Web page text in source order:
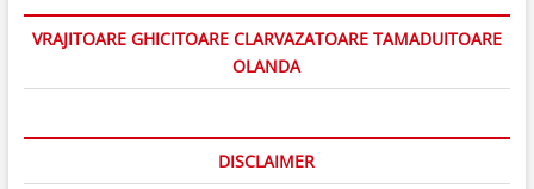
VRAJITOARE GHICITOARE CLARVAZATOARE TAMADUITOARE
OLANDA
DISCLAIMER